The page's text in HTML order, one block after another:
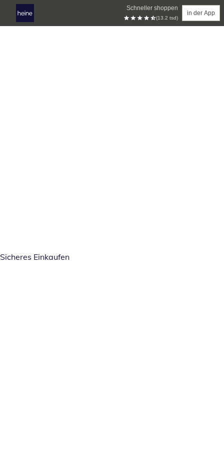
Schneller shoppen
(13.2 tsd)
in der App
Sicheres Einkaufen